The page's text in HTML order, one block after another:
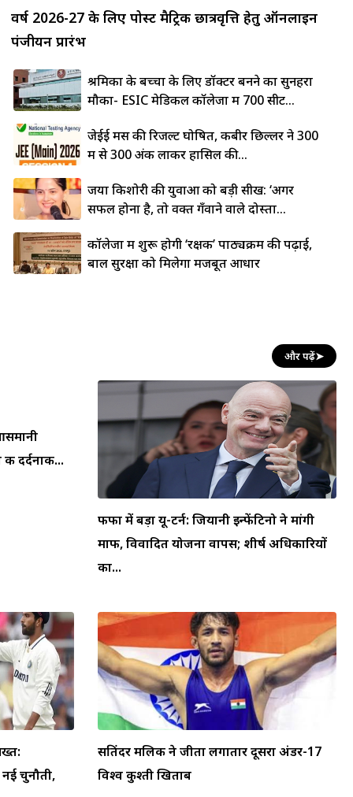
वर्ष 2026-27 के लिए पोस्ट मैट्रिक छात्रवृत्ति हेतु ऑनलाइन
पंजीयन प्रारंभ
श्रमिकों के बच्चों के लिए डॉक्टर बनने का सुनहरा
मौका- ESIC मेडिकल कॉलेजों में 700 सीटें...
जेईई मेंस की रिजल्ट घोषित, कबीर छिल्लर ने 300
में से 300 अंक लाकर हासिल की...
जया किशोरी की युवाओं को बड़ी सीख: ‘अगर
सफल होना है, तो वक्त गँवाने वाले दोस्तों...
कॉलेजों में शुरू होगी ‘रक्षक’ पाठ्यक्रम की पढ़ाई,
बाल सुरक्षा को मिलेगा मजबूत आधार
और पढ़ें➤
दर्दनाक...
फीफा में बड़ा यू-टर्न: जियानी इन्फेंटिनो ने मांगी
माफी, विवादित योजना वापस; शीर्ष अधिकारियों
का...
चुनौती,
सतिंदर मलिक ने जीता लगातार दूसरा अंडर-17
विश्व कुश्ती खिताब